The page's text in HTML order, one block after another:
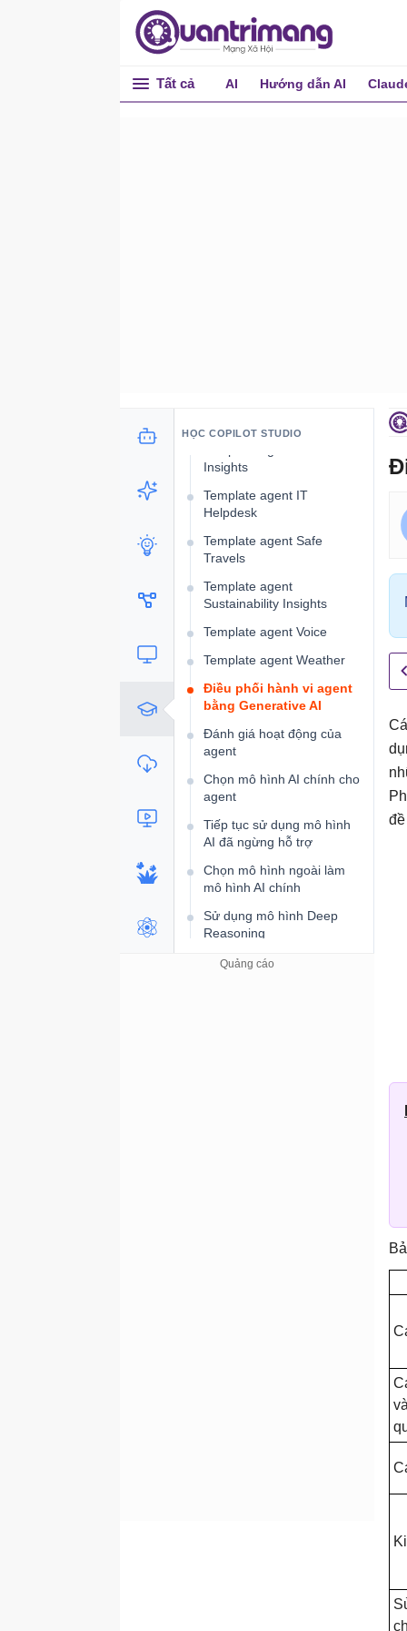
Tất cả AI Hướng dẫn AI
HỌC COPILOT STUDIO
Chọn phương pháp đánh
giá agent
Tự động hóa việc đánh giá
agent bằng Power Platform
Insights
Template agent IT
Helpdesk
Template agent Safe
Travels
Template agent
Sustainability Insights
Template agent Voice
Template agent Weather
Điều phối hành vi agent
bằng Generative AI
Đánh giá hoạt động của
agent
Chọn mô hình AI chính cho
agent
Tiếp tục sử dụng mô hình
AI đã ngừng hỗ trợ
Chọn mô hình ngoài làm
mô hình AI chính
Sử dụng mô hình Deep
Reasoning
Tóm tắt các nguồn kiến ​​